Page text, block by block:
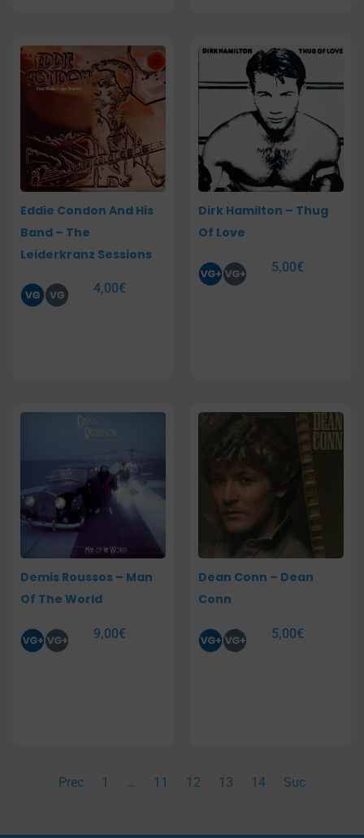
Eddie Condon And His
Band – The
Leiderkranz Sessions
4,00€
Dirk Hamilton – Thug
Of Love
5,00€
Demis Roussos – Man
Of The World
9,00€
Dean Conn – Dean
Conn
5,00€
Prec 1 … 11 12 13 14 Suc